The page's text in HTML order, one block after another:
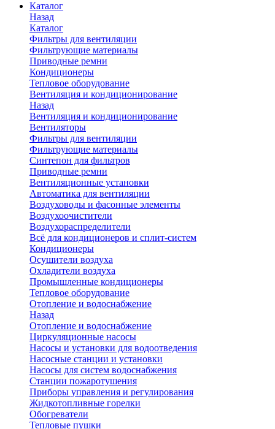
Каталог
Назад
Каталог
Фильтры для вентиляции
Фильтрующие материалы
Приводные ремни
Кондиционеры
Тепловое оборудование
Вентиляция и кондиционирование
Назад
Вентиляция и кондиционирование
Вентиляторы
Фильтры для вентиляции
Фильтрующие материалы
Синтепон для фильтров
Приводные ремни
Вентиляционные установки
Автоматика для вентиляции
Воздуховоды и фасонные элементы
Воздухоочистители
Воздухораспределители
Всё для кондиционеров и сплит-систем
Кондиционеры
Осушители воздуха
Охладители воздуха
Промышленные кондиционеры
Тепловое оборудование
Отопление и водоснабжение
Назад
Отопление и водоснабжение
Циркуляционные насосы
Насосы и установки для водоотведения
Насосные станции и установки
Насосы для систем водоснабжения
Станции пожаротушения
Приборы управления и регулирования
Жидкотопливные горелки
Обогреватели
Тепловые пушки